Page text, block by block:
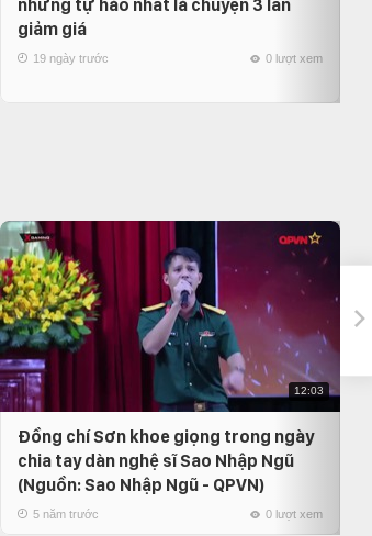
nhưng tự hào nhất là chuyện 3 lần
giảm giá
19 ngày trước 0 lượt xem
12:03
Đồng chí Sơn khoe giọng trong ngày
chia tay dàn nghệ sĩ Sao Nhập Ngũ
(Nguồn: Sao Nhập Ngũ - QPVN)
5 năm trước 0 lượt xem